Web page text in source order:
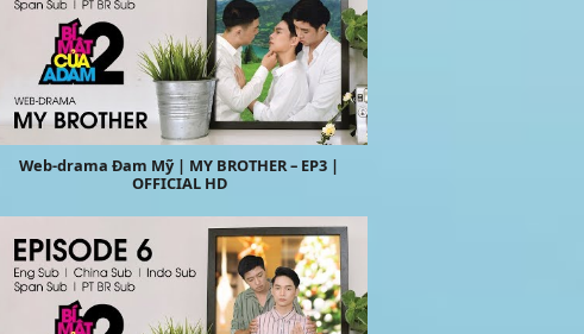
Web-drama Đam Mỹ | MY BROTHER – EP3 |
OFFICIAL HD